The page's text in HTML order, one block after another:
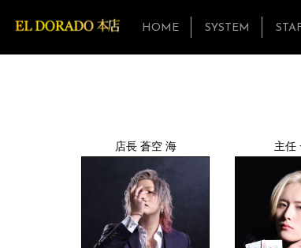
HOME SYSTEM
店長 蒼空 海 主任